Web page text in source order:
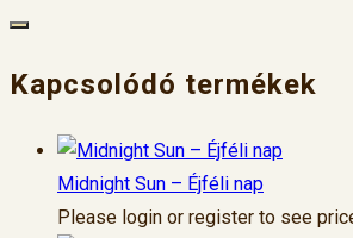
Kapcsolódó termékek
Midnight Sun – Éjféli nap
Please login or register to see